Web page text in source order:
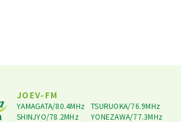
JOEV-FM
YAMAGATA/80.4MHz
TSURUOKA/76.9MHz
SHINJYO/78.2MHz
YONEZAWA/77.3MHz